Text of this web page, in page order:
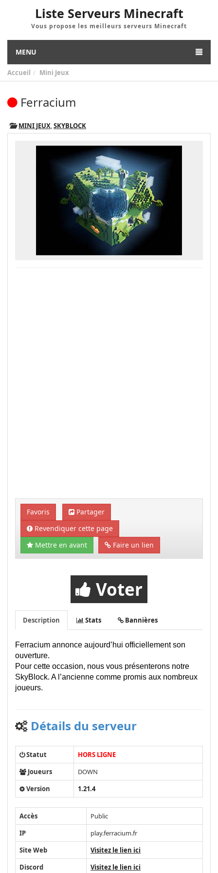
Liste Serveurs Minecraft
Vous propose les meilleurs serveurs Minecraft
MENU
Accueil Mini Jeux
Ferracium
MINI JEUX,SKYBLOCK
Favoris
Partager
Revendiquer cette page
Mettre en avant
Faire un lien
Voter
Description Stats Bannières
Ferracium annonce aujourd’hui officiellement son
ouverture.
Pour cette occasion, nous vous présenterons notre
SkyBlock. A l’ancienne comme promis aux nombreux
joueurs.
Détails du serveur
Statut
HORS LIGNE
Joueurs
DOWN
Version
1.21.4
Accès
Public
IP
play.ferracium.fr
Site Web
Visitez le lien ici
Discord
Visitez le lien ici